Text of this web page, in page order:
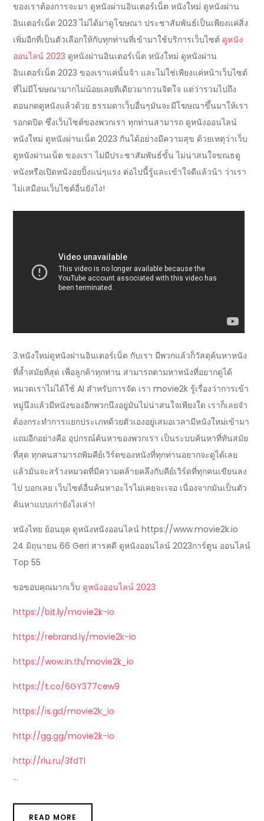
ของเราต้องการจะมา ดูหนังผ่านอินเตอร์เน็ต หนังใหม่ ดูหนังผ่าน
อินเตอร์เน็ต 2023 ไม่ได้มาดูโฆษณา ประชาสัมพันธ์เป็นเพียงแค่สิ่ง
เพิ่มอีกที่เป็นตัวเลือกให้กับทุกท่านที่เข้ามาใช้บริการเว็บไซต์ ดูหนัง
ออนไลน์ 2023 ดูหนังผ่านอินเตอร์เน็ต หนังใหม่ ดูหนังผ่าน
อินเตอร์เน็ต 2023 ของเราแค่นั้นจ้า และไม่ใช่เพียงแค่หน้าเว็บไซต์
ที่ไม่มีโฆษณามากไม่น้อยเลยทีเดียวมากวนจิตใจ แต่ว่ารวมไปถึง
ตอนกดดูหนังแล้วด้วย ธรรมดาเว็บอื่นๆมันจะมีโฆษณาขึ้นมาให้เรา
รอกดปิด ซึ่งเว็บไซต์ของพวกเรา ทุกท่านสามารถ ดูหนังออนไลน์
หนังใหม่ ดูหนังผ่านเน็ต 2023 กันได้อย่างมีความสุข ด้วยเหตุว่าเว็บ
ดูหนังผ่านเน็ต ของเรา ไม่มีประชาสัมพันธ์ขั้น ไม่น่าสนใจขณธดู
หนังหรือเปิดหนังอยปิ้งแน่ๆแรง ต่อไปนี้รู้และเข้าใจดีแล้วน้า ว่าเรา
ไม่เสมือนเว็บไซต์อื่นยังไง!
3.หนังใหม่ดูหนังผ่านอินเตอร์เน็ต กับเรา มีพวกแล้วก็วัสดุค้นหาหนัง
ที่ล้ำสมัยที่สุด เพื่อลูกค้าทุกท่าน สามารถตามหาหนังที่อยากดูได้
หมวดเราไม่ได้ใช้ AI สำหรับการจัด เรา movie2k รู้เรื่องว่าการเข้า
หมู่นึงแล้วมีหนังของอีกพวกนึงอยู่มันไม่น่าสนใจเพียงใด เราก็เลยจำ
ต้องกระทำการแยกประเภทด้วยตัวเองอยู่เสมอเวลามีหนังใหม่เข้ามา
แถมอีกอย่างคือ อุปกรณ์ค้นหาของพวกเรา เป็นระบบค้นหาที่ทันสมัย
ที่สุด ทุกคนสามารถพิมคีย์เวิร์ดของหนังที่ทุกท่านอยากจะดูได้เลย
แล้วมันจะสร้างหมวดที่มีความคล้ายคลึงกับคีย์เวิร์ดที่ทุกคนเขียนลง
ไป บอกเลย เว็บไซต์อื่นค้นหาอะไรไม่เคยจะเจอ เนื่องจากมันเป็นตัว
ค้นหาแบบเก่ายังไงเล่า!
หนังไทย ย้อนยุค ดูหนังหนังออนไลน์ https://www.movie2k.io
24 มิถุนายน 66 Geri สารคดี ดูหนังออนไลน์ 2023การ์ตูน ออนไลน์
Top 55
ขอขอบคุณมากเว็บ ดูหนังออนไลน์ 2023
https://bit.ly/movie2k-io
https://rebrand.ly/movie2k-io
https://wow.in.th/movie2k_io
https://t.co/6GY377cew9
https://is.gd/movie2k_io
http://gg.gg/movie2k-io
http://rlu.ru/3fdTl
…
READ MORE